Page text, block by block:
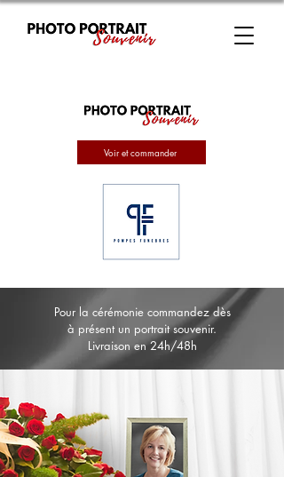
Voir et commander
Pour la cérémonie commandez dès
à présent un portrait souvenir.
Livraison en 24h/48h